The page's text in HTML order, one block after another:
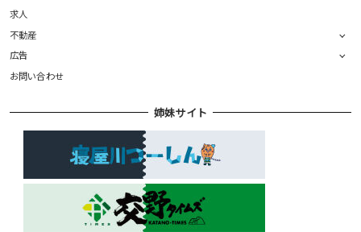
求人
不動産
広告
お問い合わせ
姉妹サイト